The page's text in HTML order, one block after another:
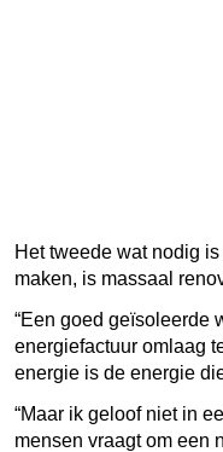
Het tweede wat nodig
maken, is massaal
“Een goed geïsoleerde
energiefactuur omlaag
energie is de energie
“Maar ik geloof niet in
mensen vraagt om een